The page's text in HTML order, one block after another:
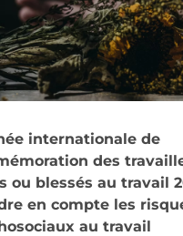
internationale de
des
ou blessés au travail
en compte les
au travail